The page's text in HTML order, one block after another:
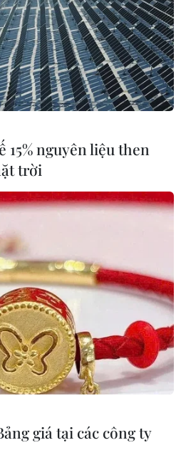
nguyên liệu then
trời
giá tại các công ty